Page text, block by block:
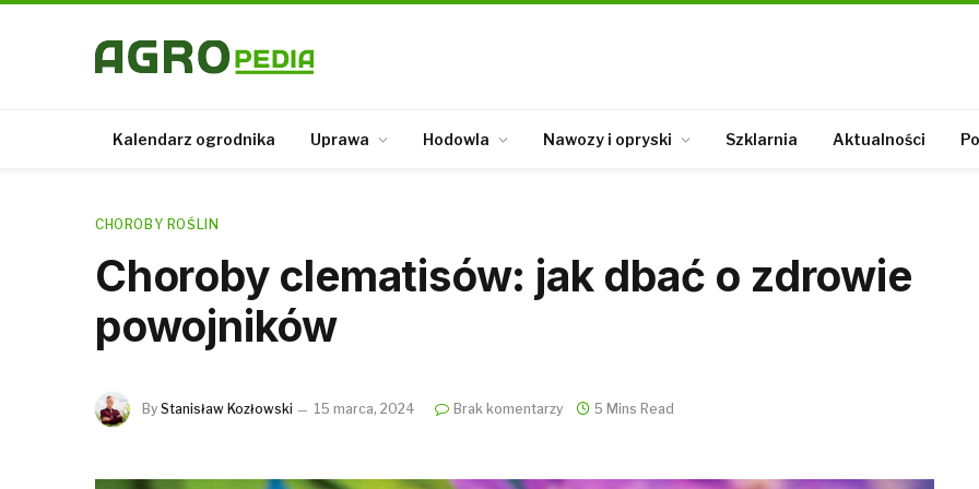
Kalendarz ogrodnika Uprawa Hodowla Nawozy i opryski Szklarnia Aktualności
CHOROBY ROŚLIN
Choroby clematisów: jak dbać o zdrowie
powojników
By Stanisław Kozłowski 15 marca, 2024 Brak komentarzy 5 Mins Read